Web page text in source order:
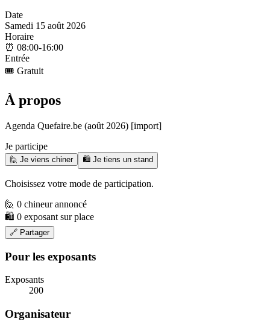
Date
Samedi 15 août 2026
Horaire
⏰ 08:00-16:00
Entrée
🎟️ Gratuit
À propos
Agenda Quefaire.be (août 2026) [import]
Je participe
🙋 Je viens chiner 🛍️ Je tiens un stand
Choisissez votre mode de participation.
🙋 0 chineur annoncé
🛍️ 0 exposant sur place
🔗 Partager
Pour les exposants
Exposants
200
Organisateur